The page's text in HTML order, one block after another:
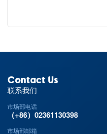
Contact Us
联系我们
市场部电话
（+86）02361130398
市场部邮箱